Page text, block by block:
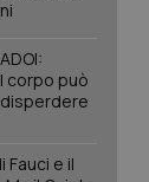
corpo può
Fauci e il